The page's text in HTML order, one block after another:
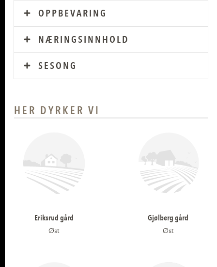
OPPBEVARING
NÆRINGSINNHOLD
SESONG
HER DYRKER VI
Eriksrud gård
Øst
Gjølberg gård
Øst